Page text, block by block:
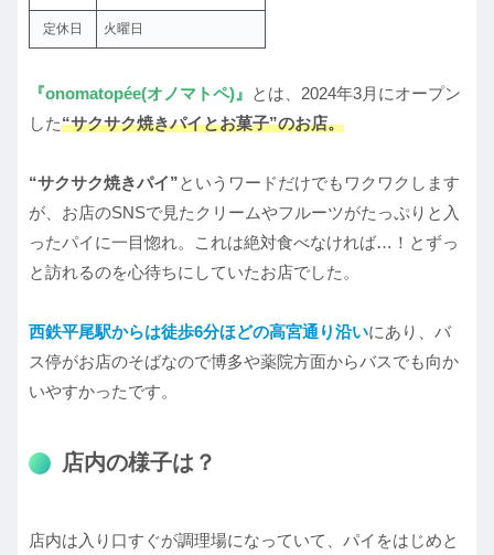
定休日 火曜日
『onomatopée(オノマトペ)』 とは、2024年3月にオープン
した“サクサク焼きパイとお菓子”のお店。
“サクサク焼きパイ”というワードだけでもワクワクします
が、お店のSNSで見たクリームやフルーツがたっぷりと入
ったパイに一目惚れ。これは絶対食べなければ…！とずっ
と訪れるのを心待ちにしていたお店でした。
西鉄平尾駅からは徒歩6分ほどの高宮通り沿いにあり、バ
ス停がお店のそばなので博多や薬院方面からバスでも向か
いやすかったです。
店内の様子は？
店内は入り口すぐが調理場になっていて、パイをはじめと